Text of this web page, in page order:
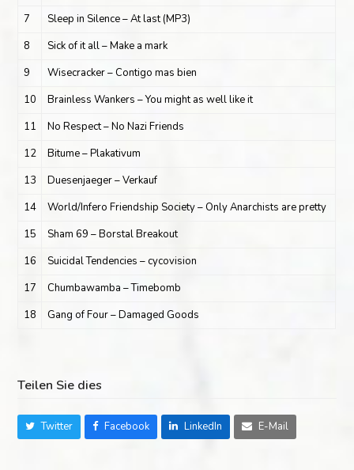
7
Sleep in Silence – At last (MP3)
8
Sick of it all – Make a mark
9
Wisecracker – Contigo mas bien
10
Brainless Wankers – You might as well like it
11
No Respect – No Nazi Friends
12
Bitume – Plakativum
13
Duesenjaeger – Verkauf
14
World/Infero Friendship Society – Only Anarchists are pretty
15
Sham 69 – Borstal Breakout
16
Suicidal Tendencies – cycovision
17
Chumbawamba – Timebomb
18
Gang of Four – Damaged Goods
Teilen Sie dies
Twitter Facebook LinkedIn E-Mail